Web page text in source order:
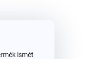
ismét